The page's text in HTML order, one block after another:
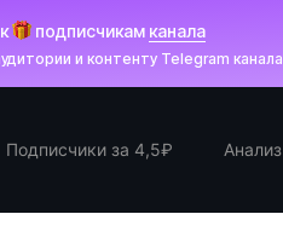
подписчикам канала
и контенту Telegram канала
Подписчики за 4,5₽